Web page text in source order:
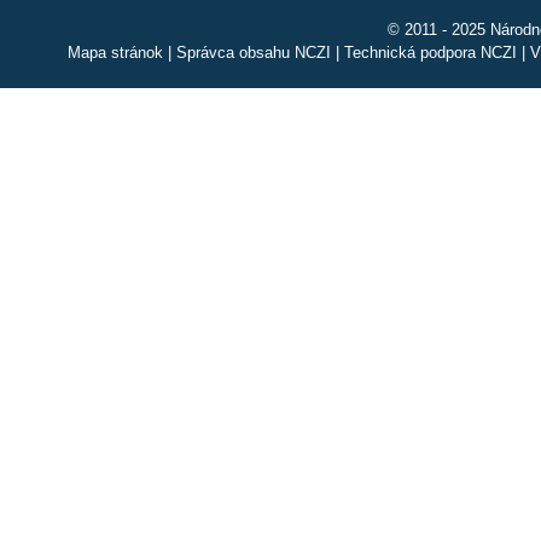
© 2011 - 2025
Mapa stránok| Správca obsahu NCZI Technická podpora NCZI